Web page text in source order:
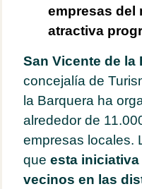
empresas del
atractiva
San Vicente de la
concejalía de
la Barquera ha
alrededor de
empresas locales.
que esta
vecinos en las